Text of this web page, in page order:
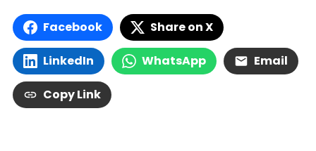
Facebook Share on X
LinkedIn WhatsApp Email
Copy Link